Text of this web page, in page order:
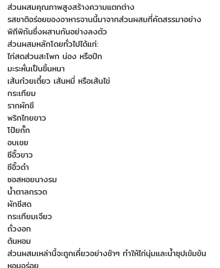
ส่วนผสมคุณภาพสูงสร้างความแตกต่าง
รสชาติอร่อยของอาหารจานนี้มาจากส่วนผสมที่คัดสรรมาอย่าง
พิถีพิถันซึ่งผสานกันอย่างลงตัว
ส่วนผสมหลักโดยทั่วไปได้แก่:
ไก่สดส่วนสะโพก น่อง หรือปีก
มะระหั่นเป็นชิ้นหนา
เส้นก๋วยเตี๋ยว เส้นหมี่ หรือเส้นไข่
กระเทียม
รากผักชี
พริกไทยขาว
โป๊ยกั๊ก
อบเชย
ซีอิ๊วขาว
ซีอิ๊วดำ
ซอสหอยนางรม
น้ำตาลกรวด
ผักชีสด
กระเทียมเจียว
ถั่วงอก
ต้นหอม
ส่วนผสมเหล่านี้จะถูกเคี่ยวอย่างช้าๆ ทำให้ไก่นุ่มและน้ำซุปเข้มข้น